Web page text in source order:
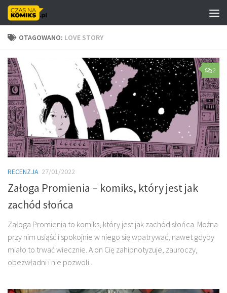
Skip to content
OTAGOWANO: LOVE STORY
2
RECENZJA 27/01/2022
Załoga Promienia – komiks, który jest jak
zachód słońca
Załoga Promienia to komiks, który jest jak zachód słońca. Można
przy nim usiąść i spokojnie w niego się wpatrywać, nawet gdyby
miało to trwać wiecznie. A on Cię zahipnotyzuje, zauroczy,
obezwładni i nie pozwoli...